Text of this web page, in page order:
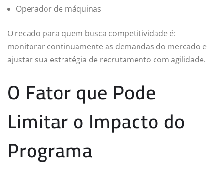
Operador de máquinas
O recado para quem busca competitividade é:
monitorar continuamente as demandas do mercado e
ajustar sua estratégia de recrutamento com agilidade.
O Fator que Pode
Limitar o Impacto do
Programa